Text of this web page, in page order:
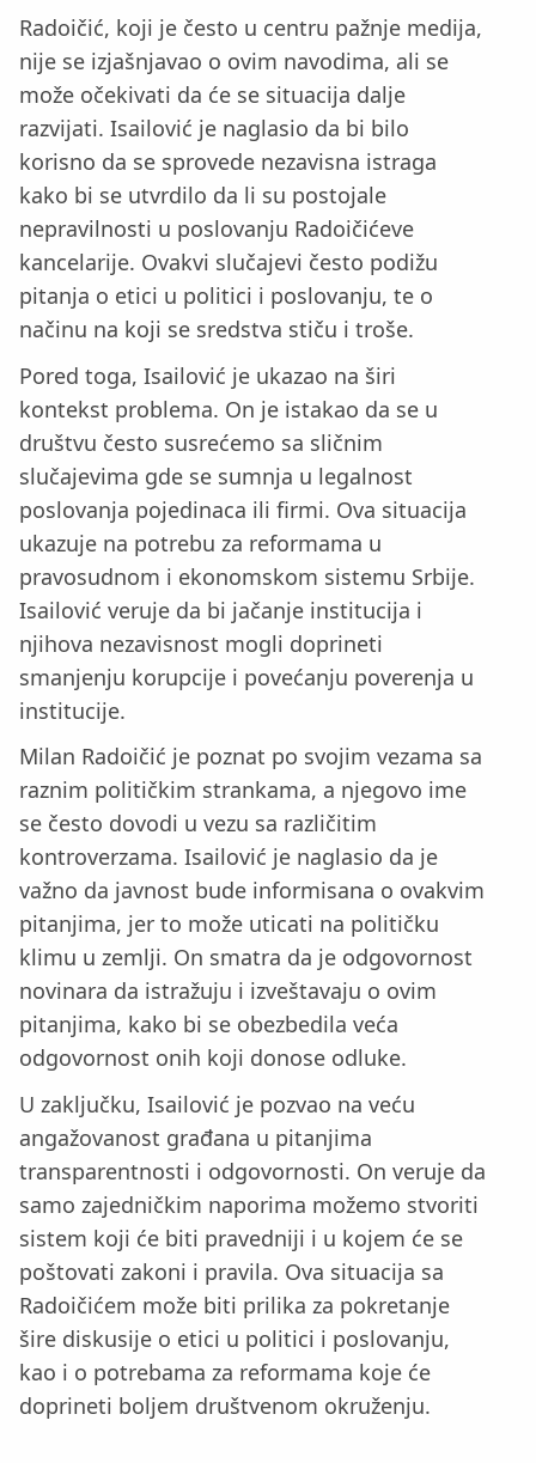
Radoičić, koji je često u centru pažnje medija,
nije se izjašnjavao o ovim navodima, ali se
može očekivati da će se situacija dalje
razvijati. Isailović je naglasio da bi bilo
korisno da se sprovede nezavisna istraga
kako bi se utvrdilo da li su postojale
nepravilnosti u poslovanju Radoičićeve
kancelarije. Ovakvi slučajevi često podižu
pitanja o etici u politici i poslovanju, te o
načinu na koji se sredstva stiču i troše.
Pored toga, Isailović je ukazao na širi
kontekst problema. On je istakao da se u
društvu često susrećemo sa sličnim
slučajevima gde se sumnja u legalnost
poslovanja pojedinaca ili firmi. Ova situacija
ukazuje na potrebu za reformama u
pravosudnom i ekonomskom sistemu Srbije.
Isailović veruje da bi jačanje institucija i
njihova nezavisnost mogli doprineti
smanjenju korupcije i povećanju poverenja u
institucije.
Milan Radoičić je poznat po svojim vezama sa
raznim političkim strankama, a njegovo ime
se često dovodi u vezu sa različitim
kontroverzama. Isailović je naglasio da je
važno da javnost bude informisana o ovakvim
pitanjima, jer to može uticati na političku
klimu u zemlji. On smatra da je odgovornost
novinara da istražuju i izveštavaju o ovim
pitanjima, kako bi se obezbedila veća
odgovornost onih koji donose odluke.
U zaključku, Isailović je pozvao na veću
angažovanost građana u pitanjima
transparentnosti i odgovornosti. On veruje da
samo zajedničkim naporima možemo stvoriti
sistem koji će biti pravedniji i u kojem će se
poštovati zakoni i pravila. Ova situacija sa
Radoičićem može biti prilika za pokretanje
šire diskusije o etici u politici i poslovanju,
kao i o potrebama za reformama koje će
doprineti boljem društvenom okruženju.